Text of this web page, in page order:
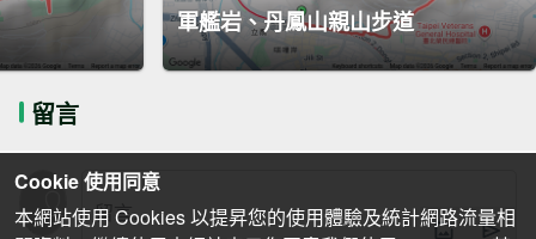
軍艦岩、丹鳳山親山步道
留言
Cookie 使用同意
本網站使用 Cookies 以提昇您的使用體驗及統計網路流量相